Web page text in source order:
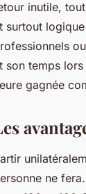
inutile,
surtout
son temps
gagnée
ne